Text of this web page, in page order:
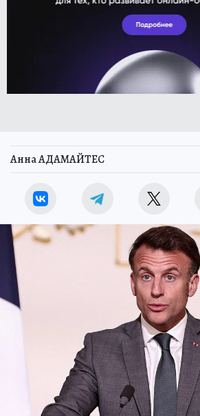
Анна АДАМАЙТЕС